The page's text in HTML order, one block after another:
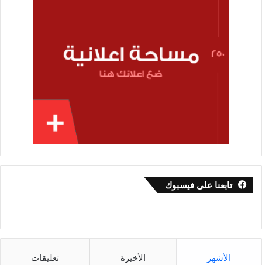
تابعنا على فيسبوك
الأشهر الأخيرة تعليقات